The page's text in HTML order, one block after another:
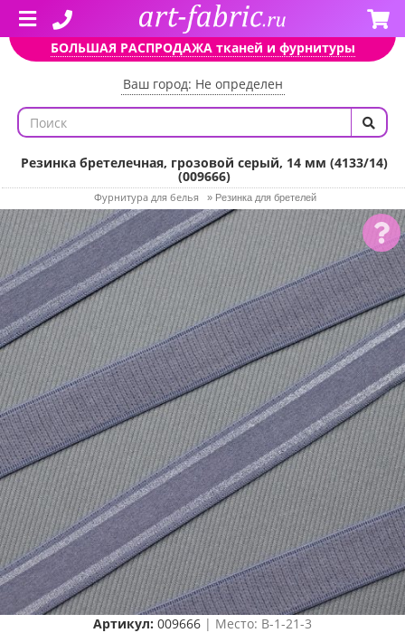
БОЛЬШАЯ РАСПРОДАЖА тканей и фурнитуры
Ваш город: Не определен
Резинка бретелечная, грозовой серый, 14 мм (4133/14)
(009666)
Фурнитура для белья » Резинка для бретелей
Артикул: 009666 | Место: B-1-21-3